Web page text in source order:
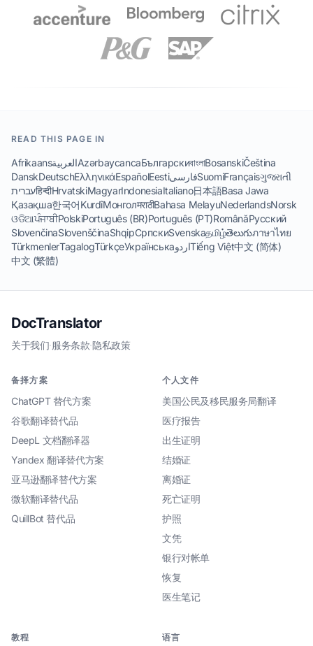
READ THIS PAGE IN
AfrikaansالعربيةAzərbaycancaБългарскиবাংলাBosanskiČeština
DanskDeutschΕλληνικάEspañolEestiفارسیSuomiFrançaisગુજરાતી
עבריתहिन्दीHrvatskiMagyarIndonesiaItaliano日本語Basa Jawa
Қазақша한국어KurdîМонголमराठीBahasa MelayuNederlandsNorsk
ଓଡିଆਪੰਜਾਬੀPolskiPortuguês (BR)Português (PT)RomânăРусский
SlovenčinaSlovenščinaShqipСрпскиSvenskaதமிழ்తెలుగుภาษาไทย
TürkmenlerTagalogTürkçeУкраїнськаاردوTiếng Việt中文 (简体)
中文 (繁體)
DocTranslator
关于我们·服务条款·隐私政策
备择方案
ChatGPT 替代方案
谷歌翻译替代品
DeepL 文档翻译器
Yandex 翻译替代方案
亚马逊翻译替代方案
微软翻译替代品
QuillBot 替代品
个人文件
美国公民及移民服务局翻译
医疗报告
出生证明
结婚证
离婚证
死亡证明
护照
文凭
银行对帐单
恢复
医生笔记
教程 语言